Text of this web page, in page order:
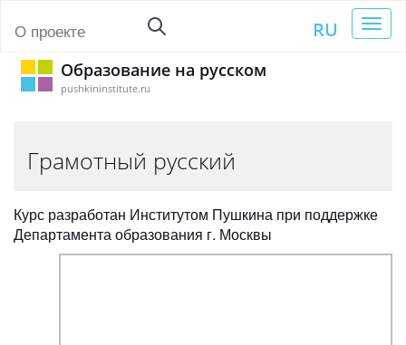
О проекте RU
Образование на русском
pushkininstitute.ru
Грамотный русский
Курс разработан Институтом Пушкина при поддержке
Департамента образования г. Москвы